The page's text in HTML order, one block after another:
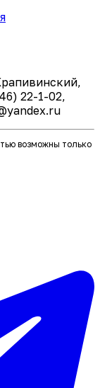
22-1-02,
возможны только